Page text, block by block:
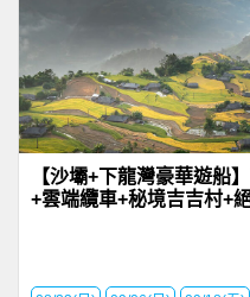
【沙壩+下龍灣豪華遊船
+雲端纜車+秘境吉吉村+